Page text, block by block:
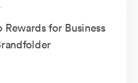
Rewards for Business